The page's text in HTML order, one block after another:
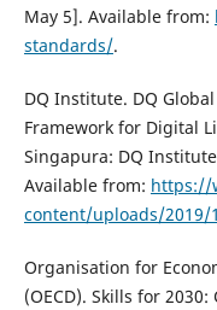
May 5]. Available from:
standards/.
DQ Institute. DQ
Framework for Digital
Singapura: DQ
Available from: https://
content/uploads/2019/
Organisation for
(OECD). Skills for